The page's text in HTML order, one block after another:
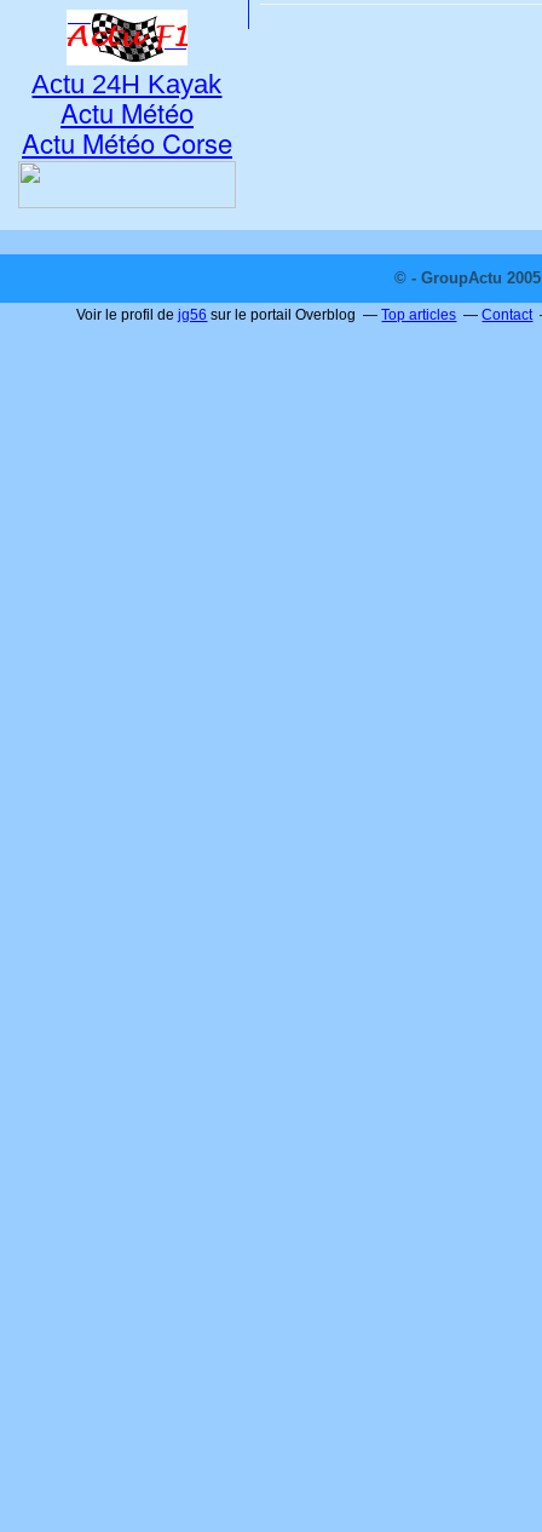
Actu 24H Kayak
Actu Météo
Actu Météo Corse
© - GroupActu
Voir le profil dejg56 sur le portail Overblog Top articles Contact